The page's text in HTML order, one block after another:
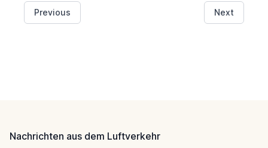
Previous Next
Nachrichten aus dem Luftverkehr